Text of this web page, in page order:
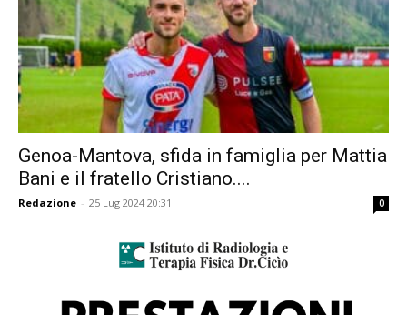
Genoa-Mantova, sfida in famiglia per Mattia
Bani e il fratello Cristiano....
Redazione - 25 Lug 2024 20:31 0